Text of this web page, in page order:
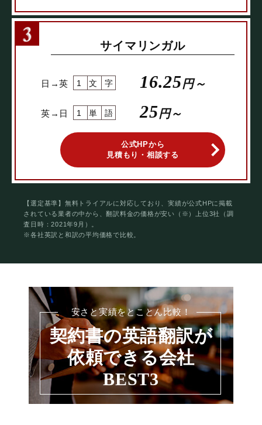
サイマリンガル
日→英 1文字 16.25円～
英→日 1単語 25円～
公式HPから
見積もり・相談する
【選定基準】無料トライアルに対応しており、実績が公式HPに掲載
されている業者の中から、翻訳料金の価格が安い（※）上位3社（調
査日時：2021年9月）。
※各社英訳と和訳の平均価格で比較。
安さと実績をとことん比較！
契約書の英語翻訳が
依頼できる会社
BEST3